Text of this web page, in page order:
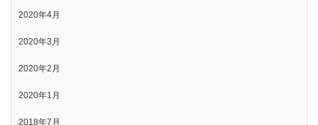
2020年4月
2020年3月
2020年2月
2020年1月
2018年7月